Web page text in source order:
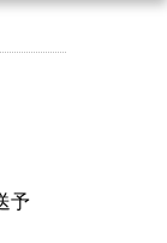
予